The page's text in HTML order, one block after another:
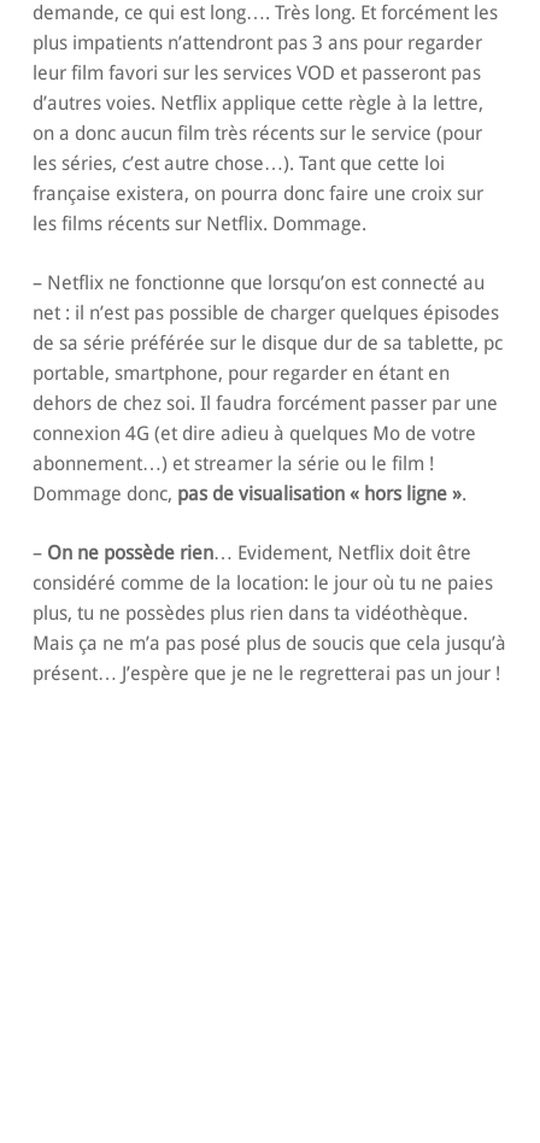
demande, ce qui est long…. Très long. Et forcément les
plus impatients n’attendront pas 3 ans pour regarder
leur film favori sur les services VOD et passeront pas
d’autres voies. Netflix applique cette règle à la lettre,
on a donc aucun film très récents sur le service (pour
les séries, c’est autre chose…). Tant que cette loi
française existera, on pourra donc faire une croix sur
les films récents sur Netflix. Dommage.
– Netflix ne fonctionne que lorsqu’on est connecté au
net : il n’est pas possible de charger quelques épisodes
de sa série préférée sur le disque dur de sa tablette, pc
portable, smartphone, pour regarder en étant en
dehors de chez soi. Il faudra forcément passer par une
connexion 4G (et dire adieu à quelques Mo de votre
abonnement…) et streamer la série ou le film !
Dommage donc, pas de visualisation « hors ligne ».
– On ne possède rien… Evidement, Netflix doit être
considéré comme de la location: le jour où tu ne paies
plus, tu ne possèdes plus rien dans ta vidéothèque.
Mais ça ne m’a pas posé plus de soucis que cela jusqu’à
présent… J’espère que je ne le regretterai pas un jour !